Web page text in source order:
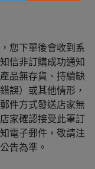
您下單後會收到系
信非訂購成功通知
品無存貨、持續缺
誤）或其他情形，
件方式發送店家無
家確認接受此筆訂
電子郵件，敬請注
告為準。